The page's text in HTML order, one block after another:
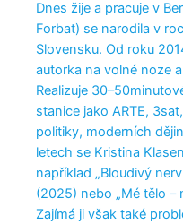
Dnes žije a pracuje v
Forbat) se narodila v
Slovensku. Od roku
autorka na volné noze
Realizuje
stanice jako ARTE,
politiky, moderních
letech se Kristina
například „Bloudivý
(2025) nebo „Mé tělo –
Zajímá ji však také